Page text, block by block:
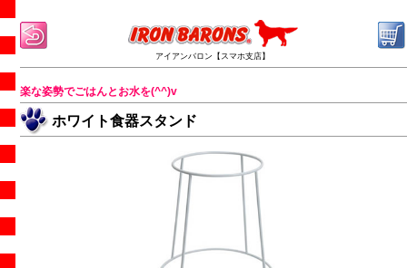
アイアンバロン【スマホ支店】
楽な姿勢でごはんとお水を(^^)v
ホワイト食器スタンド